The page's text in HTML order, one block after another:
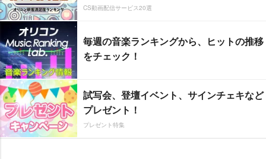
CS動画配信サービス20選
毎週の音楽ランキングから、ヒットの推移
をチェック！
試写会、登壇イベント、サインチェキなど
プレゼント！
プレゼント特集